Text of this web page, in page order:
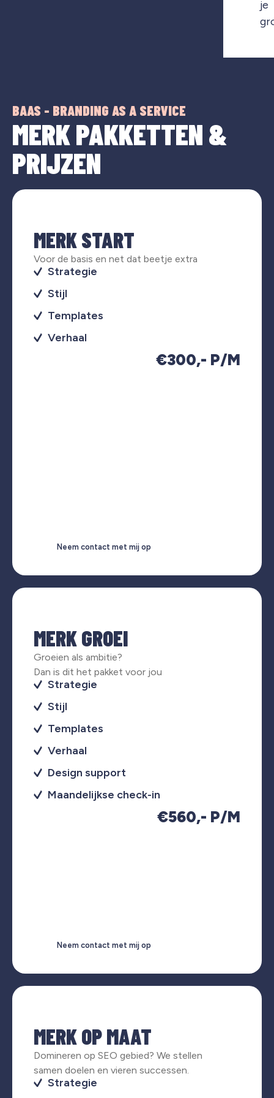
je
BAAS - BRANDING AS A SERVICE
MERK PAKKETTEN &
PRIJZEN
MERK START
Voor de basis en net dat beetje extra
Strategie
Stijl
Templates
Verhaal
€300,- P/M
Neem contact met mij op
MERK GROEI
Groeien als ambitie?
Dan is dit het pakket voor jou
Strategie
Stijl
Templates
Verhaal
Design support
Maandelijkse check-in
€560,- P/M
Neem contact met mij op
MERK OP MAAT
Domineren op SEO gebied? We stellen
samen doelen en vieren successen.
Strategie